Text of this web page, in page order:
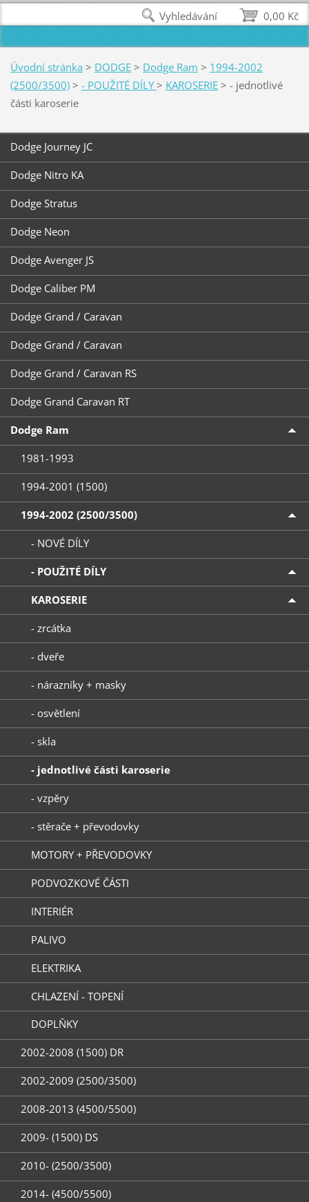
Úvodní stránka > DODGE > Dodge Ram > 1994-2002
(2500/3500) > - POUŽITÉ DÍLY> KAROSERIE > - jednotlivé
části karoserie
Dodge Journey JC
Dodge Nitro KA
Dodge Stratus
Dodge Neon
Dodge Avenger JS
Dodge Caliber PM
Dodge Grand / Caravan
Dodge Grand / Caravan
Dodge Grand / Caravan RS
Dodge Grand Caravan RT
Dodge Ram
1981-1993
1994-2001 (1500)
1994-2002 (2500/3500)
- NOVÉ DÍLY
- POUŽITÉ DÍLY
KAROSERIE
- zrcátka
- dveře
- nárazníky + masky
- osvětlení
- skla
- jednotlivé části karoserie
- vzpěry
- stěrače + převodovky
MOTORY + PŘEVODOVKY
PODVOZKOVÉ ČÁSTI
INTERIÉR
PALIVO
ELEKTRIKA
CHLAZENÍ - TOPENÍ
DOPLŇKY
2002-2008 (1500) DR
2002-2009 (2500/3500)
2008-2013 (4500/5500)
2009- (1500) DS
2010- (2500/3500)
2014- (4500/5500)
0,00 Kč
Vyhledávání